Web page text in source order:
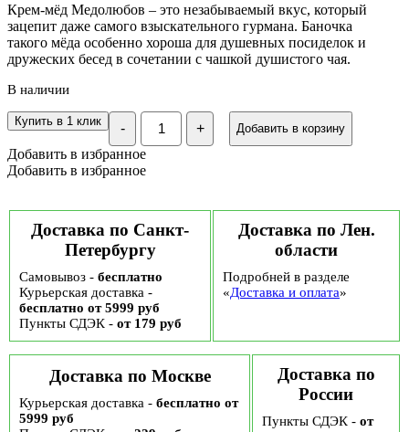
Крем-мёд Медолюбов – это незабываемый вкус, который
зацепит даже самого взыскательного гурмана. Баночка
такого мёда особенно хороша для душевных посиделок и
дружеских бесед в сочетании с чашкой душистого чая.
В наличии
-
Количество
Мед-
суфле
Медолюбов
Лесные
+ Добавить в корзину
Купить в 1 клик
Добавить в избранное
Добавить в избранное
Доставка по Санкт-
Петербургу
Самовывоз - бесплатно
Курьерская доставка -
бесплатно от 5999 руб
Пункты СДЭК - от 179 руб
Доставка по Лен.
области
Подробней в разделе
«Доставка и оплата»
Доставка по Москве
Курьерская доставка - бесплатно от
5999 руб
Доставка по
России
Пункты СДЭК - от